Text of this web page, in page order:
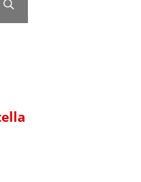
Submit search